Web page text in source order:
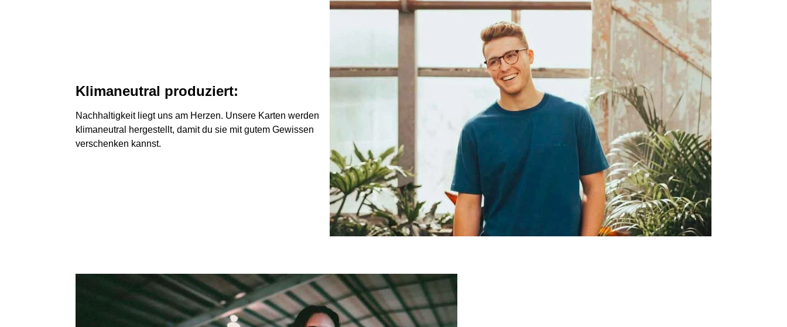
Klimaneutral produziert:
Nachhaltigkeit liegt uns am Herzen. Unsere Karten werden
klimaneutral hergestellt, damit du sie mit gutem Gewissen
verschenken kannst.